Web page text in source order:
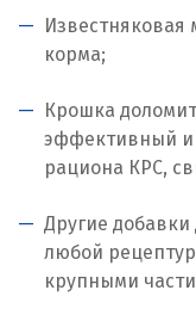
К
Казань
Калининград
Калуга
Каменск-
Камышево
Известняковая
корма;
Крошка
эффективный и
рациона КРС,
Другие
любой
крупными